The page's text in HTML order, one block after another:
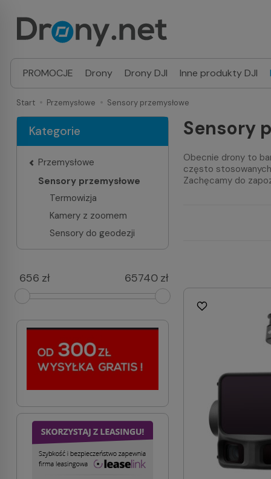
PROMOCJE Drony Drony DJI Inne produkty DJI
Start Przemysłowe Sensory przemysłowe
Sensory
Obecnie drony to
często stosowanych
Zachęcamy do
Kategorie
Przemysłowe
Sensory przemysłowe
Termowizja
Kamery z zoomem
Sensory do geodezji
zł zł